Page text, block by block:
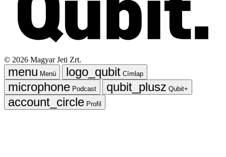
© 2026 Magyar Jeti Zrt.
Menü
Címlap
Podcast
Qubit+
Profil